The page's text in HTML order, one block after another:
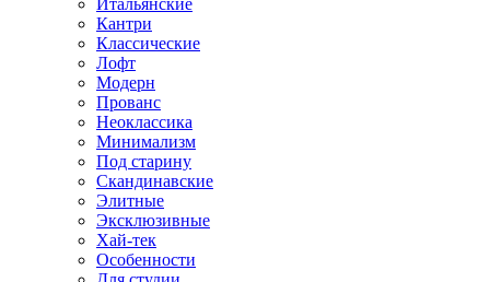
Итальянские
Кантри
Классические
Лофт
Модерн
Прованс
Неоклассика
Минимализм
Под старину
Скандинавские
Элитные
Эксклюзивные
Хай-тек
Особенности